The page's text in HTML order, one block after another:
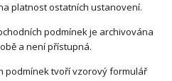
platnost ostatních ustanovení.
podmínek je archivována
a není přístupná.
tvoří vzorový formulář